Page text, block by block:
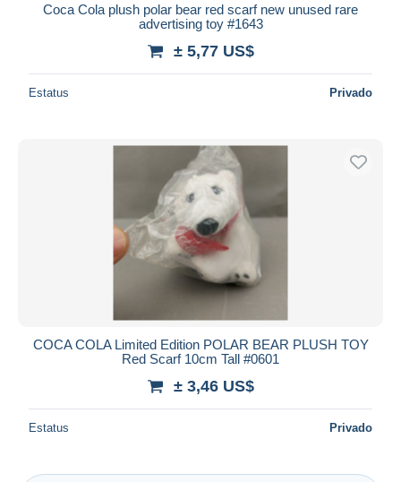
Coca Cola plush polar bear red scarf new unused rare
advertising toy #1643
± 5,77 US$
Estatus Privado
COCA COLA Limited Edition POLAR BEAR PLUSH TOY
Red Scarf 10cm Tall #0601
± 3,46 US$
Estatus Privado